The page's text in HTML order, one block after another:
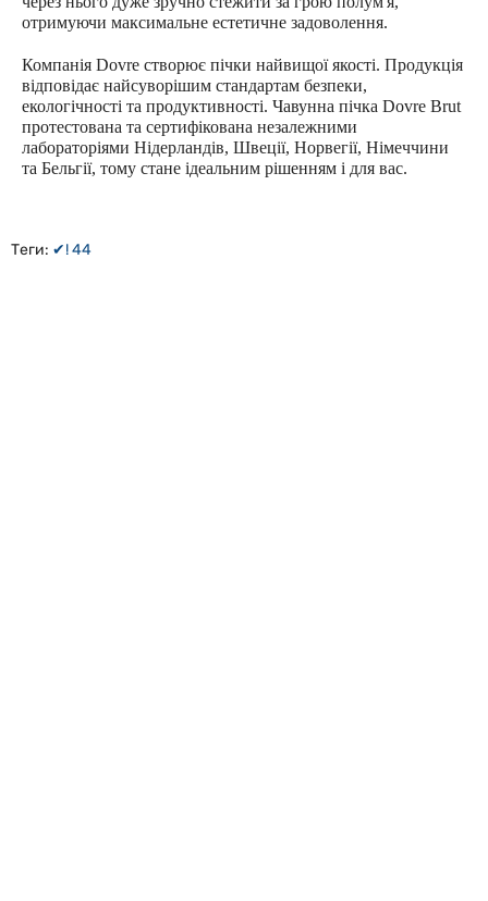
отримуючи максимальне естетичне задоволення.
Компанія Dovre створює пічки найвищої якості. Продукція
відповідає найсуворішим стандартам безпеки,
екологічності та продуктивності. Чавунна пічка Dovre Brut
протестована та сертифікована незалежними
лабораторіями Нідерландів, Швеції, Норвегії, Німеччини
та Бельгії, тому стане ідеальним рішенням і для вас.
Теги: ✔! 44